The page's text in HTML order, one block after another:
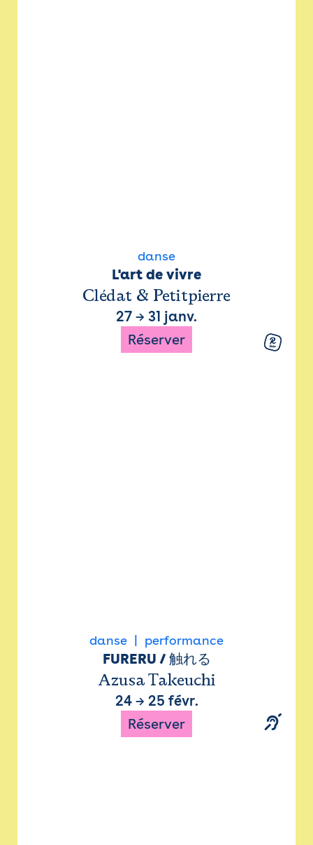
danse
L'art de vivre
Clédat & Petitpierre
27 → 31 janv.
Réserver
danse performance
FURERU / 触れる
Azusa Takeuchi
24→ 25 févr.
Réserver